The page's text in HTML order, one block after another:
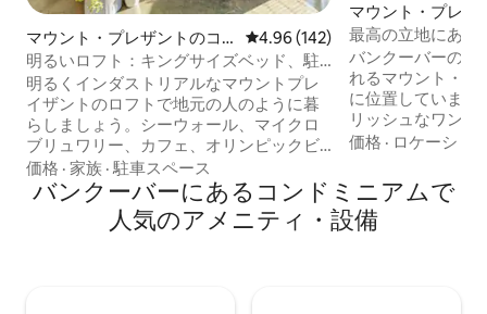
マウント・プレザントのコ
ンドミニアム
レビュー142件、5つ星中4.96つ
4.96 (142)
明るいロフト：キングサイズベッド、駐
車場、リモートワーク対応
明るくインダストリアルなマウントプレ
イザントのロフトで地元の人のように暮
らしましょう。シーウォール、マイクロ
ブリュワリー、カフェ、オリンピックビ
レッジ、BCプレイス、メインストリート
のショップまで歩いて行けます。床から
天井までの窓、磨かれたコンクリートの
床、設備の整ったキッチン、高速Wi-Fi、
価格 · 家族 ·駐車スペース
マウント・プレザ
ドミニアム
最高の立地にある
ントのワンルーム
バンクーバーのダ
れるマウント・プ
に位置しています
リッシュなワン
エミリー・カー大
イトライフスポ
所にあります。
バルコニー、ジム
価格 · ロケーショ
バンクーバーにあるコンドミニアムで
人気のアメニティ・設備